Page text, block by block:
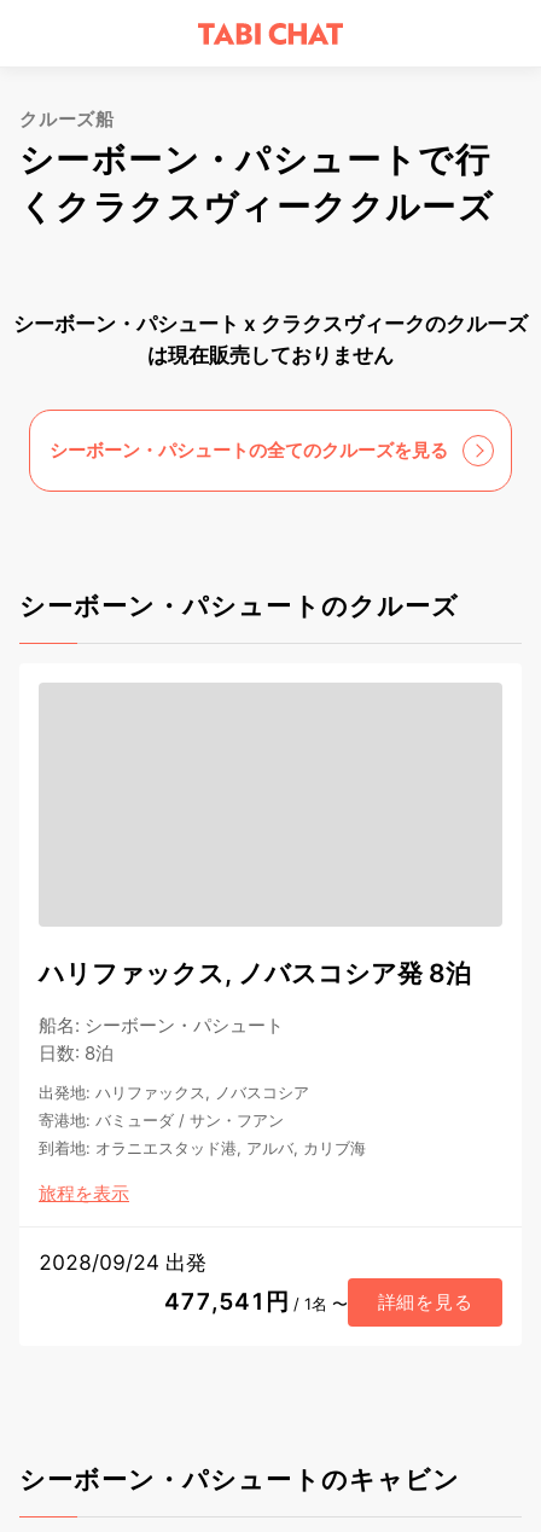
クルーズ船
シーボーン・パシュートで行
くクラクスヴィーククルーズ
シーボーン・パシュート x クラクスヴィークのクルーズ
は現在販売しておりません
シーボーン・パシュートの全てのクルーズを見る
シーボーン・パシュートのクルーズ
ハリファックス, ノバスコシア発 8泊
船名: シーボーン・パシュート
日数: 8泊
出発地: ハリファックス, ノバスコシア
寄港地: バミューダ / サン・フアン
到着地: オラニエスタッド港, アルバ, カリブ海
旅程を表示
2028/09/24 出発
477,541円 / 1名 〜 詳細を見る
シーボーン・パシュートのキャビン